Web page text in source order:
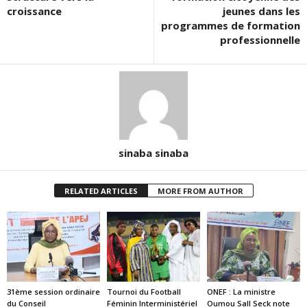
croissance
jeunes dans les
programmes de formation
professionnelle
sinaba sinaba
RELATED ARTICLES MORE FROM AUTHOR
31ème session ordinaire
du Conseil
Tournoi du Football
Féminin Interministériel
ONEF : La ministre
Oumou Sall Seck note